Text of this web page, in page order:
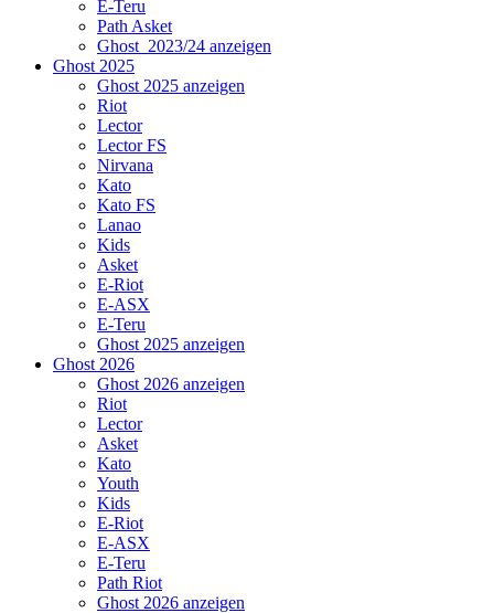
E-Teru
Path Asket
Ghost_2023/24 anzeigen
Ghost 2025
Ghost 2025 anzeigen
Riot
Lector
Lector FS
Nirvana
Kato
Kato FS
Lanao
Kids
Asket
E-Riot
E-ASX
E-Teru
Ghost 2025 anzeigen
Ghost 2026
Ghost 2026 anzeigen
Riot
Lector
Asket
Kato
Youth
Kids
E-Riot
E-ASX
E-Teru
Path Riot
Ghost 2026 anzeigen